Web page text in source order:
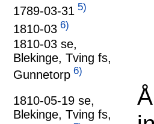
1789-03-31 5)
1810-03 6)
1810-03 se,
Blekinge, Tving fs,
Gunnetorp 6)
1810-05-19 se,
Blekinge, Tving fs,